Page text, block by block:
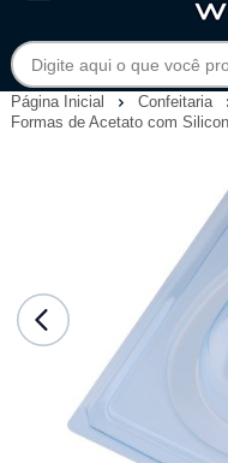
Página Inicial Confeitaria
Formas de Acetato com